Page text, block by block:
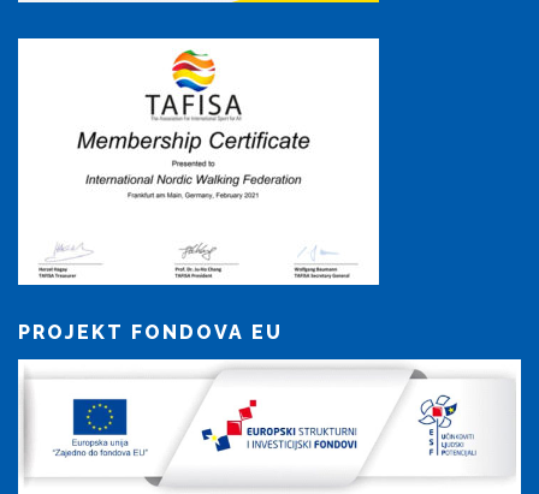
PROJEKT FONDOVA EU